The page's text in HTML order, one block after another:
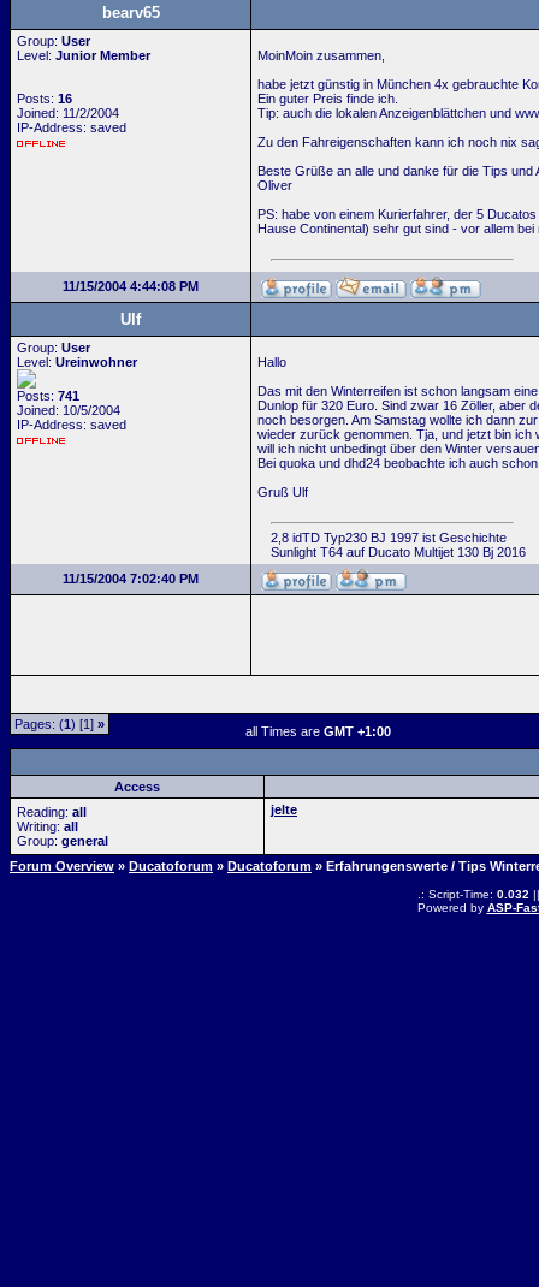
bearv65
Group: User
Level: Junior Member
Posts: 16
Joined: 11/2/2004
IP-Address: saved
MoinMoin zusammen,
habe jetzt günstig in München 4x gebrauchte
Ein guter Preis finde ich.
Tip: auch die lokalen Anzeigenblättchen und
Zu den Fahreigenschaften kann ich noch nix
Beste Grüße an alle und danke für die Tips und
Oliver
PS: habe von einem Kurierfahrer, der 5
Hause Continental) sehr gut sind - vor allem
11/15/2004 4:44:08 PM
Ulf
Group: User
Level: Ureinwohner
Posts: 741
Joined: 10/5/2004
IP-Address: saved
Hallo
Das mit den Winterreifen ist schon langsam
Dunlop für 320 Euro. Sind zwar 16 Zöller, aber
noch besorgen. Am Samstag wollte ich dann
wieder zurück genommen. Tja, und jetzt bin ich
will ich nicht unbedingt über den Winter
Bei quoka und dhd24 beobachte ich auch
Gruß Ulf
2,8 idTD Typ230 BJ 1997 ist Geschichte
Sunlight T64 auf Ducato Multijet 130 Bj 2016
11/15/2004 7:02:40 PM
Pages: (1) [1] » all Times are GMT +1:00
Access
Reading: all
Writing: all
Group: general
jelte
Forum Overview » Ducatoforum » Ducatoforum » Erfahrungenswerte / Tips
.: Script-Time: 0.032
Powered by ASP-